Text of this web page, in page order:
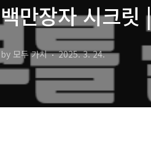
백만장자 시크릿
by 모두 가치 2025. 3. 24.